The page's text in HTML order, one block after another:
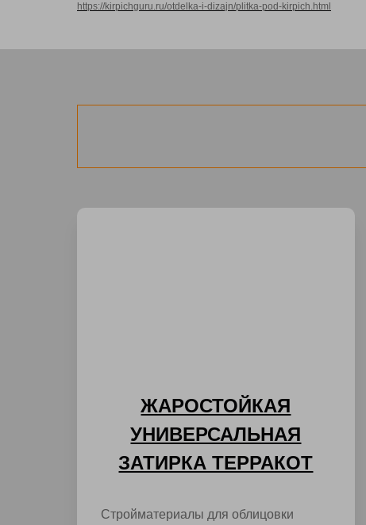
https://kirpichguru.ru/otdelka-i-dizajn/plitka-pod-kirpich.html
ЖАРОСТОЙКАЯ
УНИВЕРСАЛЬНАЯ
ЗАТИРКА ТЕРРАКОТ
Стройматериалы для облицовки